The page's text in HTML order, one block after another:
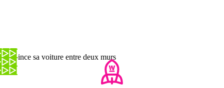
Il coince sa voiture entre deux murs